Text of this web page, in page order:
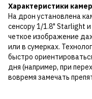
Характеристики
На дрон установлена
сенсору 1/1.8" Starlight
четкое изображение
или в сумерках.
быстро
дня (например, при
вовремя замечать